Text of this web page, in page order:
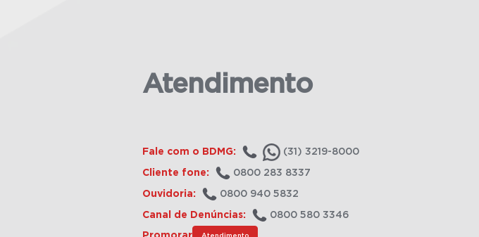
Atendimento
Fale com o BDMG: (31) 3219-8000
Cliente fone: 0800 283 8337
Ouvidoria: 0800 940 5832
Canal de Denúncias: 0800 580 3346
Atendimento